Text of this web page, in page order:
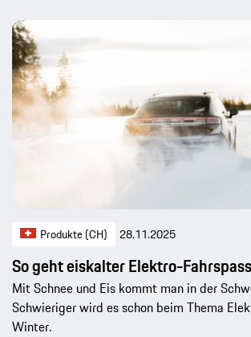
Produkte (CH) 28.11.2025
So geht eiskalter Elektro-
Mit Schnee und Eis kommt man in der
Schwieriger wird es schon beim Thema
Winter.